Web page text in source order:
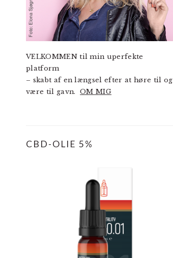
VELKOMMEN til min uperfekte
platform
– skabt af en længsel efter at høre til og
være til gavn.OM MIG
CBD-OLIE 5%